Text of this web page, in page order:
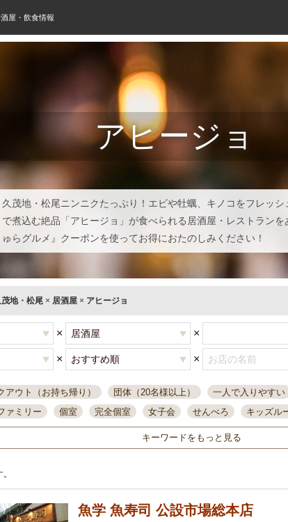
屋・飲食情報
アヒージョ
久茂地・松尾ニンニクたっぷり！エビや牡蠣、キノコをフレッ
で煮込む絶品「アヒージョ」が食べられる居酒屋・レストランを
ゅらグルメ』クーポンを使ってお得におたのしみください！
地・松尾 × 居酒屋 × アヒージョ
× ×
× ×
アウト（お持ち帰り） 団体（20名様以上） 一人で入りやすい
ァミリー 個室 完全個室 女子会 せんべろ キッズル
一人飲み 誕生日 大人数
ょい飲み コスパ最高 肉料理 模合 インスタ映え 座
県産魚 焼鳥 忘年会コース レモンサワー 観光客に
20名 落ち着いた空間 4000円台コース 合コン オリオン
キーワードをもっと見る
魚学 魚寿司 公設市場総本店